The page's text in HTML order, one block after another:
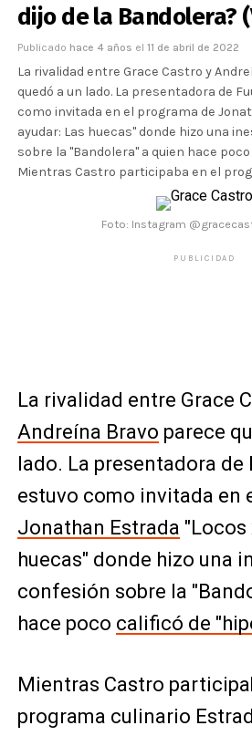
dijo de la Bandolera?
Publicado hace 4 años el 11 de abril de 2022
La rivalidad entre Grace Castro y
quedó a un lado. La presentadora de
como invitada en el programa de
ayudar: Las huecas" donde hizo una
sobre la "Bandolera" a quien hace
Mientras Castro participaba en el
Foto: Instagram
PUBLICIDAD
La rivalidad entre Grace
Andreína Bravo parece
lado. La presentadora de
estuvo como invitada en
Jonathan Estrada "Locos
huecas" donde hizo una
confesión sobre la
hace poco calificó de
Mientras Castro
programa culinario